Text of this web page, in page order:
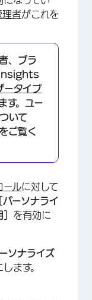
理者がこれを
、ブラ
ータイプ
す。ユー
いて
をご覧く
ールに対して
パーソナライ
を有効に
ソナライズ
ます。